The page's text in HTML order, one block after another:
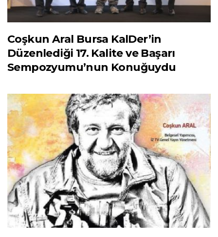
Coşkun Aral Bursa KalDer’in
Düzenlediği 17. Kalite ve Başarı
Sempozyumu’nun Konuğuydu